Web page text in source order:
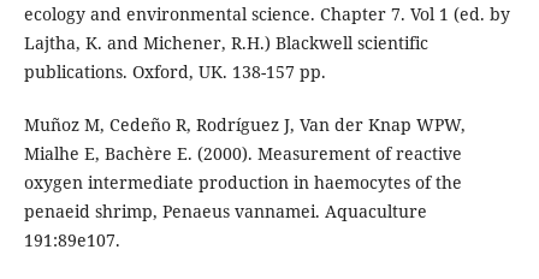
ecology and environmental science. Chapter 7. Vol 1 (ed. by
Lajtha, K. and Michener, R.H.) Blackwell scientific
publications. Oxford, UK. 138-157 pp.
Muñoz M, Cedeño R, Rodríguez J, Van der Knap WPW,
Mialhe E, Bachère E. (2000). Measurement of reactive
oxygen intermediate production in haemocytes of the
penaeid shrimp, Penaeus vannamei. Aquaculture
191:89e107.